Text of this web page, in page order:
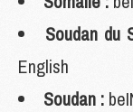
Soudan du
English
Soudan :